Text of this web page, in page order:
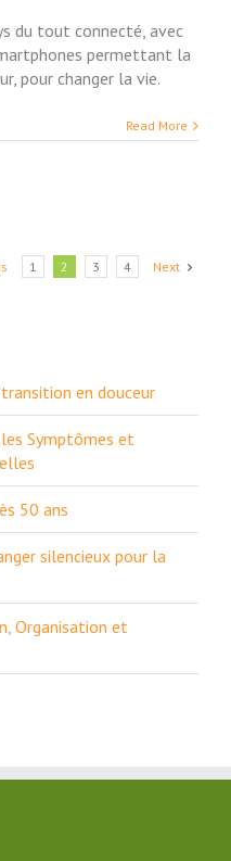
du tout connecté, avec
permettant la
pour changer la vie.
Read More
1 2 3 4 Next
en douceur
Symptômes et
50 ans
silencieux pour la
Organisation et